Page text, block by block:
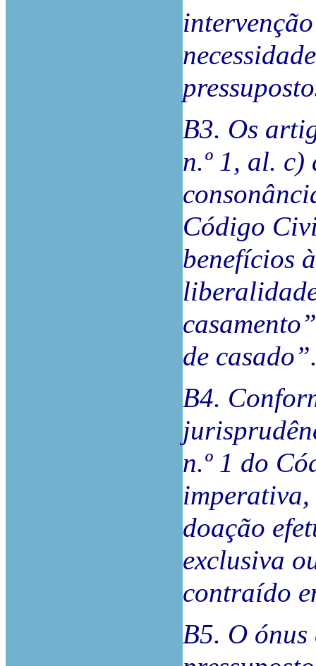
B3. Os
n.º 1, al. c)
Código
benefícios
de
B4.
n.º 1 do
imperativa,
doação
exclusiva
contraído
B5. O ónus